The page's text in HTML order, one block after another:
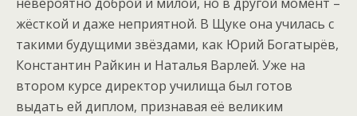
жёсткой и даже неприятной. В Щуке она училась с
такими будущими звёздами, как Юрий Богатырёв,
Константин Райкин и Наталья Варлей. Уже на
втором курсе директор училища был готов
выдать ей диплом, признавая её великим